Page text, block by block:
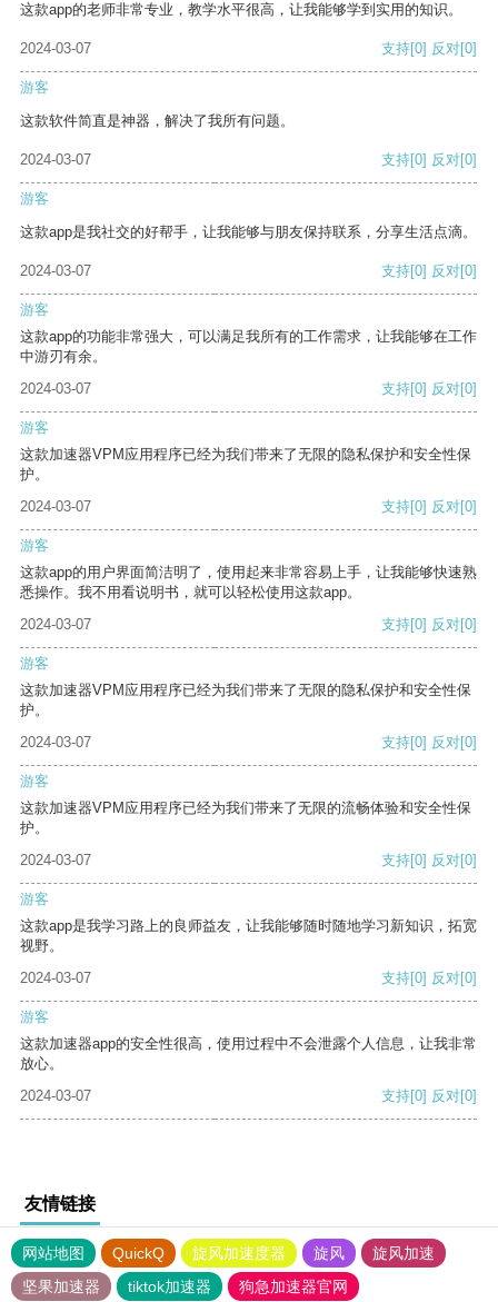
这款app的老师非常专业，教学水平很高，让我能够学到实用的知识。
2024-03-07 支持[0] 反对[0]
游客
这款软件简直是神器，解决了我所有问题。
2024-03-07 支持[0] 反对[0]
游客
这款app是我社交的好帮手，让我能够与朋友保持联系，分享生活点滴。
2024-03-07 支持[0] 反对[0]
游客
这款app的功能非常强大，可以满足我所有的工作需求，让我能够在工作
中游刃有余。
2024-03-07
支持[0] 反对[0]
游客
这款加速器VPM应用程序已经为我们带来了无限的隐私保护和安全性保
护。
2024-03-07
支持[0] 反对[0]
游客
这款app的用户界面简洁明了，使用起来非常容易上手，让我能够快速熟
悉操作。我不用看说明书，就可以轻松使用这款app。
2024-03-07
支持[0] 反对[0]
游客
这款加速器VPM应用程序已经为我们带来了无限的隐私保护和安全性保
护。
2024-03-07
支持[0] 反对[0]
游客
这款加速器VPM应用程序已经为我们带来了无限的流畅体验和安全性保
护。
2024-03-07
支持[0] 反对[0]
游客
这款app是我学习路上的良师益友，让我能够随时随地学习新知识，拓宽
视野。
2024-03-07
支持[0] 反对[0]
游客
这款加速器app的安全性很高，使用过程中不会泄露个人信息，让我非常
放心。
2024-03-07
支持[0] 反对[0]
友情链接
网站地图 QuickQ 旋风加速度器 旋风
旋风加速
坚果加速器
tiktok加速器 狗急加速器官网